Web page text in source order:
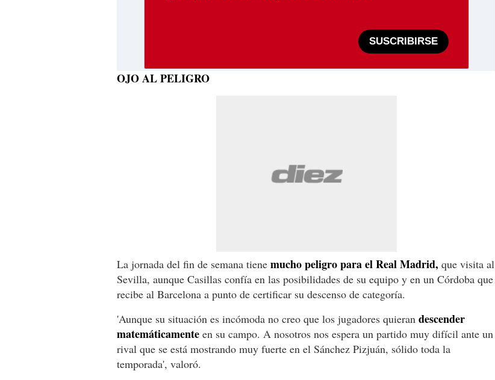
SUSCRIBIRSE
OJO AL PELIGRO
La jornada del fin de semana tiene mucho peligro para el Real Madrid, que visita al
Sevilla, aunque Casillas confía en las posibilidades de su equipo y en un Córdoba que
recibe al Barcelona a punto de certificar su descenso de categoría.
'Aunque su situación es incómoda no creo que los jugadores quieran descender
matemáticamente en su campo. A nosotros nos espera un partido muy difícil ante un
rival que se está mostrando muy fuerte en el Sánchez Pizjuán, sólido toda la
temporada', valoró.